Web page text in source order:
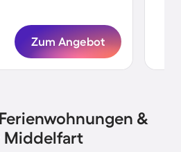
Zum Angebot
&
Middelfart